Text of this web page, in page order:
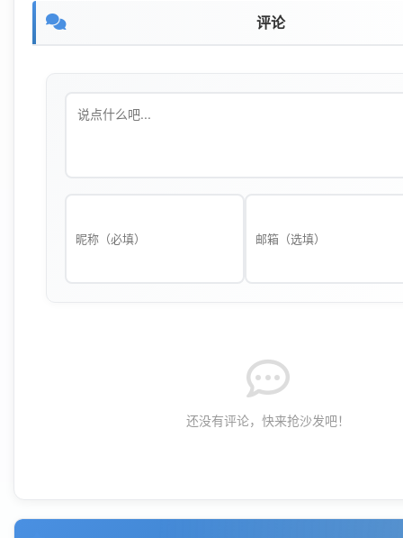
评论
还没有评论，快来抢沙发吧！